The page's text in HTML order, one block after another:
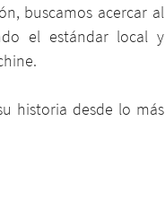
buscamos acercar al
el estándar local y
historia desde lo más